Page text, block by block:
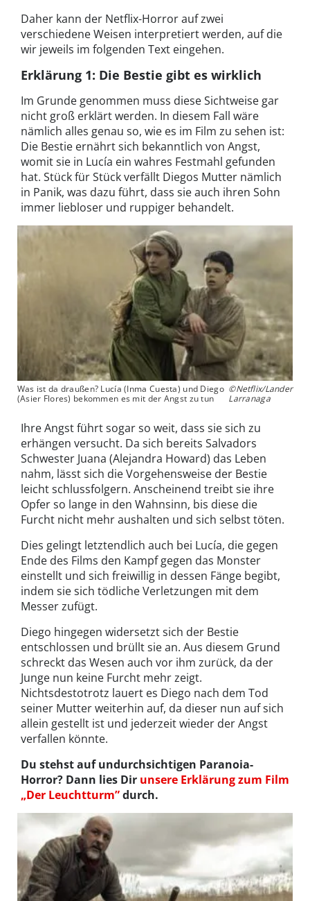
Daher kann der Netflix-Horror auf zwei
verschiedene Weisen interpretiert werden, auf die
wir jeweils im folgenden Text eingehen.
Erklärung 1: Die Bestie gibt es wirklich
Im Grunde genommen muss diese Sichtweise gar
nicht groß erklärt werden. In diesem Fall wäre
nämlich alles genau so, wie es im Film zu sehen ist:
Die Bestie ernährt sich bekanntlich von Angst,
womit sie in Lucía ein wahres Festmahl gefunden
hat. Stück für Stück verfällt Diegos Mutter nämlich
in Panik, was dazu führt, dass sie auch ihren Sohn
immer liebloser und ruppiger behandelt.
Was ist da draußen? Lucía (Inma Cuesta) und Diego
(Asier Flores) bekommen es mit der Angst zu tun
©Netflix/Lander
Larranaga
Ihre Angst führt sogar so weit, dass sie sich zu
erhängen versucht. Da sich bereits Salvadors
Schwester Juana (Alejandra Howard) das Leben
nahm, lässt sich die Vorgehensweise der Bestie
leicht schlussfolgern. Anscheinend treibt sie ihre
Opfer so lange in den Wahnsinn, bis diese die
Furcht nicht mehr aushalten und sich selbst töten.
Dies gelingt letztendlich auch bei Lucía, die gegen
Ende des Films den Kampf gegen das Monster
einstellt und sich freiwillig in dessen Fänge begibt,
indem sie sich tödliche Verletzungen mit dem
Messer zufügt.
Diego hingegen widersetzt sich der Bestie
entschlossen und brüllt sie an. Aus diesem Grund
schreckt das Wesen auch vor ihm zurück, da der
Junge nun keine Furcht mehr zeigt.
Nichtsdestotrotz lauert es Diego nach dem Tod
seiner Mutter weiterhin auf, da dieser nun auf sich
allein gestellt ist und jederzeit wieder der Angst
verfallen könnte.
Du stehst auf undurchsichtigen Paranoia-
Horror? Dann lies Dir unsere Erklärung zum Film
„Der Leuchtturm”durch.